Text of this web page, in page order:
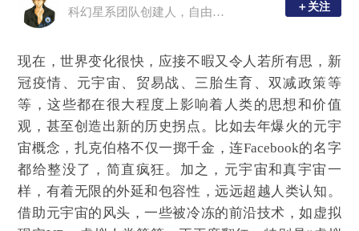
科幻星系团队创建人，自由撰稿人 ＋关注
＋关注
现在，世界变化很快，应接不暇又令人若所有思，新
冠疫情、元宇宙、贸易战、三胎生育、双减政策等
等，这些都在很大程度上影响着人类的思想和价值
观，甚至创造出新的历史拐点。比如去年爆火的元宇
宙概念，扎克伯格不仅一掷千金，连Facebook的名字
都给整没了，简直疯狂。加之，元宇宙和真宇宙一
样，有着无限的外延和包容性，远远超越人类认知。
借助元宇宙的风头，一些被冷冻的前沿技术，如虚拟